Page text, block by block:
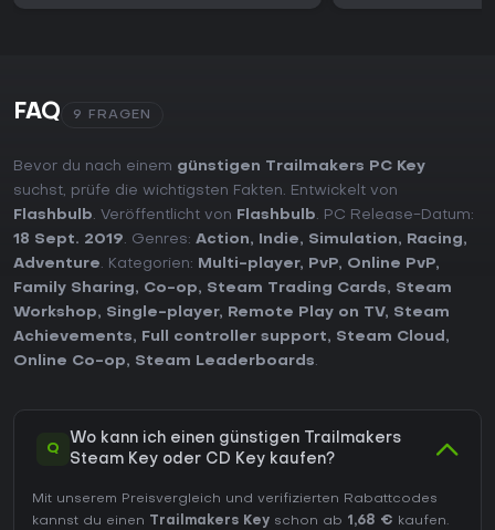
FAQ 9 FRAGEN
Bevor du nach einem günstigen Trailmakers PC Key
suchst, prüfe die wichtigsten Fakten. Entwickelt von
Flashbulb. Veröffentlicht von Flashbulb. PC Release-Datum:
18 Sept. 2019. Genres: Action, Indie, Simulation, Racing,
Adventure. Kategorien: Multi-player, PvP, Online PvP,
Family Sharing, Co-op, Steam Trading Cards, Steam
Workshop, Single-player, Remote Play on TV, Steam
Achievements, Full controller support, Steam Cloud ,
Online Co-op, Steam Leaderboards.
Q
Wo kann ich einen günstigen Trailmakers
Steam Key oder CD Key kaufen?
Mit unserem Preisvergleich und verifizierten Rabattcodes
kannst du einen
Trailmakers Key schon ab 1,68 € kaufen.